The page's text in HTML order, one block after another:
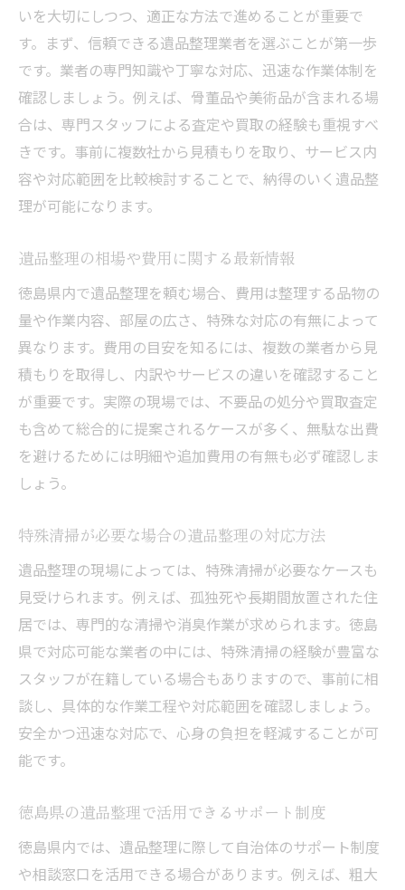
いを大切にしつつ、適正な方法で進めることが重要で
す。まず、信頼できる遺品整理業者を選ぶことが第一歩
です。業者の専門知識や丁寧な対応、迅速な作業体制を
確認しましょう。例えば、骨董品や美術品が含まれる場
合は、専門スタッフによる査定や買取の経験も重視すべ
きです。事前に複数社から見積もりを取り、サービス内
容や対応範囲を比較検討することで、納得のいく遺品整
理が可能になります。
遺品整理の相場や費用に関する最新情報
徳島県内で遺品整理を頼む場合、費用は整理する品物の
量や作業内容、部屋の広さ、特殊な対応の有無によって
異なります。費用の目安を知るには、複数の業者から見
積もりを取得し、内訳やサービスの違いを確認すること
が重要です。実際の現場では、不要品の処分や買取査定
も含めて総合的に提案されるケースが多く、無駄な出費
を避けるためには明細や追加費用の有無も必ず確認しま
しょう。
特殊清掃が必要な場合の遺品整理の対応方法
遺品整理の現場によっては、特殊清掃が必要なケースも
見受けられます。例えば、孤独死や長期間放置された住
居では、専門的な清掃や消臭作業が求められます。徳島
県で対応可能な業者の中には、特殊清掃の経験が豊富な
スタッフが在籍している場合もありますので、事前に相
談し、具体的な作業工程や対応範囲を確認しましょう。
安全かつ迅速な対応で、心身の負担を軽減することが可
能です。
徳島県の遺品整理で活用できるサポート制度
徳島県内では、遺品整理に際して自治体のサポート制度
や相談窓口を活用できる場合があります。例えば、粗大